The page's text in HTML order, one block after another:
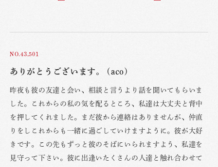
NO.43,501
ありがとうございます。 (aco)
昨夜も彼の友達と会い、相談と言うより話を聞いてもらいま
した。これからの私の気を配るところ、私達は大丈夫と背中
を押してくれました。まだ彼から連絡はありませんが、仲直
りをしこれからも一緒に過ごしていけますように。彼が大好
きです。この先もずっと彼のそばにいられますよう、私達を
見守って下さい。彼に出逢いたくさんの人達と触れ合わせて